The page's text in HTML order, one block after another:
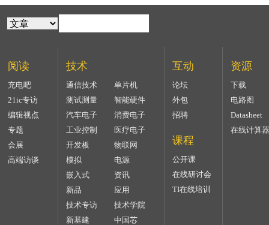
阅读
充电吧
21ic专访
编辑视点
专题
会展
高端访谈
技术
通信技术
单片机
测试测量
智能硬件
汽车电子
消费电子
工业控制
医疗电子
开发板
物联网
模拟
电源
嵌入式
资讯
新品
应用
技术专访
技术学院
新基建
中国芯
互动
论坛
外包
招聘
课程
公开课
在线研讨会
TI在线培训
资源
下载
电路图
Datasheet
在线计算器